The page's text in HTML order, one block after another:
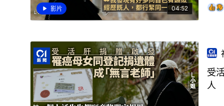
影片 04:52
受
人